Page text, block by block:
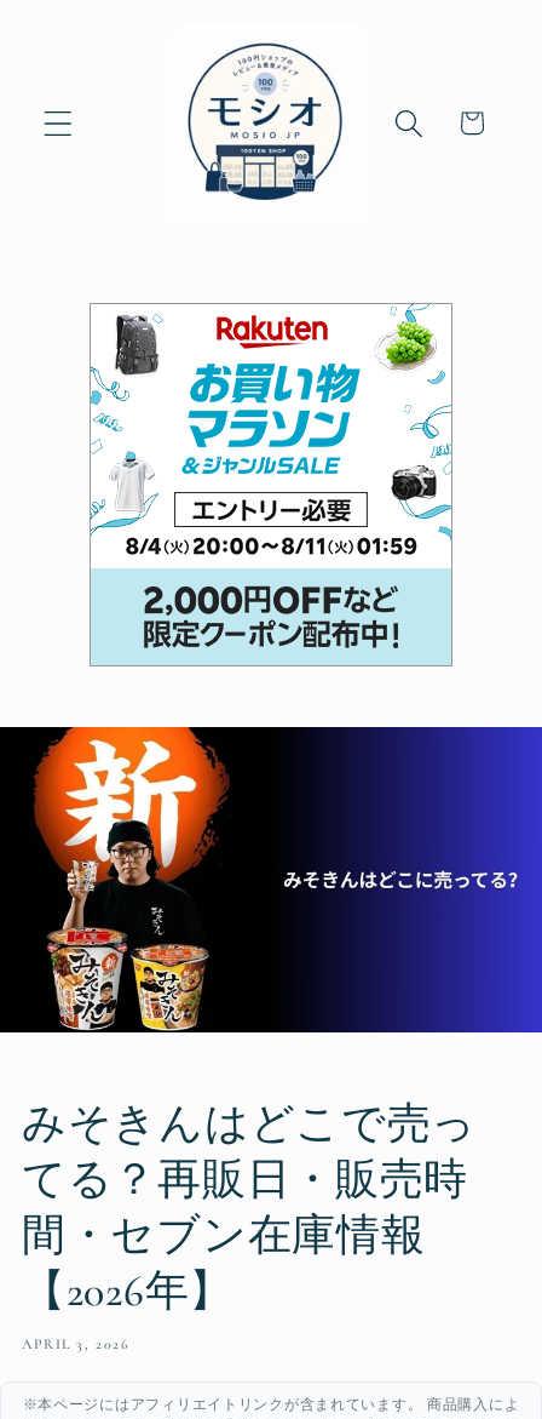
Cart
みそきんはどこで売っ
てる？再販日・販売時
間・セブン在庫情報
【2026年】
APRIL 3, 2026
※本ページにはアフィリエイトリンクが含まれています。 商品購入によ